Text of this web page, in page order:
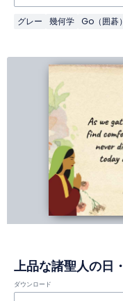
グレー 幾何学 Go（囲碁）
ダウンロード